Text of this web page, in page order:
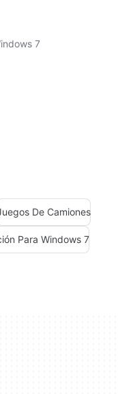
7
De Camiones
Para Windows 7